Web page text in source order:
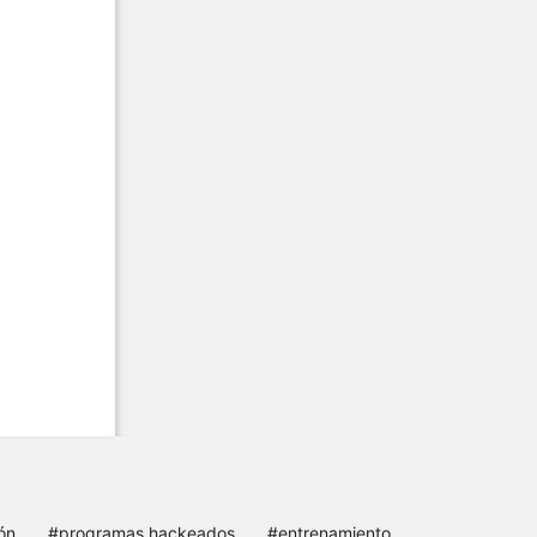
#programas hackeados #entrenamiento